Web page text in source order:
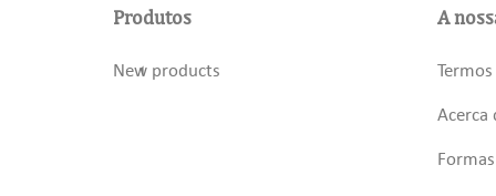
Produtos
New products
A
Acerca